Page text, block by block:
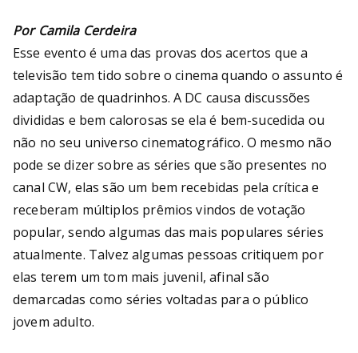
Por Camila Cerdeira
Esse evento é uma das provas dos acertos que a
televisão tem tido sobre o cinema quando o assunto é
adaptação de quadrinhos. A DC causa discussões
divididas e bem calorosas se ela é bem-sucedida ou
não no seu universo cinematográfico. O mesmo não
pode se dizer sobre as séries que são presentes no
canal CW, elas são um bem recebidas pela crítica e
receberam múltiplos prêmios vindos de votação
popular, sendo algumas das mais populares séries
atualmente. Talvez algumas pessoas critiquem por
elas terem um tom mais juvenil, afinal são
demarcadas como séries voltadas para o público
jovem adulto.